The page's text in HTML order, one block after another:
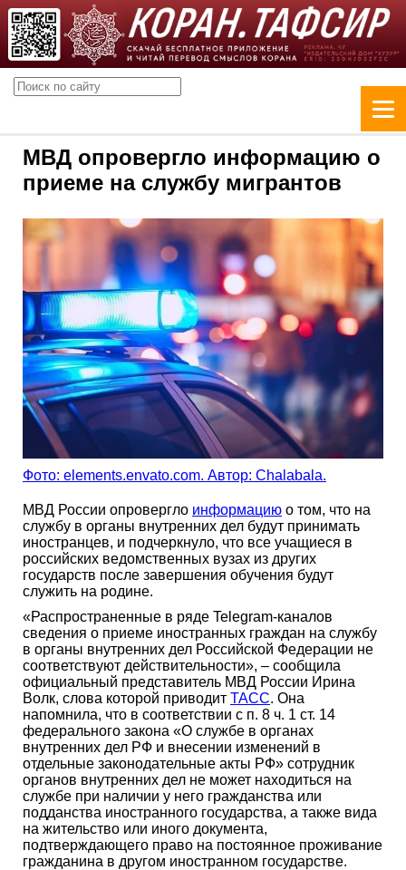
МВД опровергло информацию о
приеме на службу мигрантов
Фото: elements.envato.com. Автор: Chalabala.
МВД России опровергло информацию о том, что на
службу в органы внутренних дел будут принимать
иностранцев, и подчеркнуло, что все учащиеся в
российских ведомственных вузах из других
государств после завершения обучения будут
служить на родине.
«Распространенные в ряде Telegram-каналов
сведения о приеме иностранных граждан на службу
в органы внутренних дел Российской Федерации не
соответствуют действительности», – сообщила
официальный представитель МВД России Ирина
Волк, слова которой приводит ТАСС. Она
напомнила, что в соответствии с п. 8 ч. 1 ст. 14
федерального закона «О службе в органах
внутренних дел РФ и внесении изменений в
отдельные законодательные акты РФ» сотрудник
органов внутренних дел не может находиться на
службе при наличии у него гражданства или
подданства иностранного государства, а также вида
на жительство или иного документа,
подтверждающего право на постоянное проживание
гражданина в другом иностранном государстве.